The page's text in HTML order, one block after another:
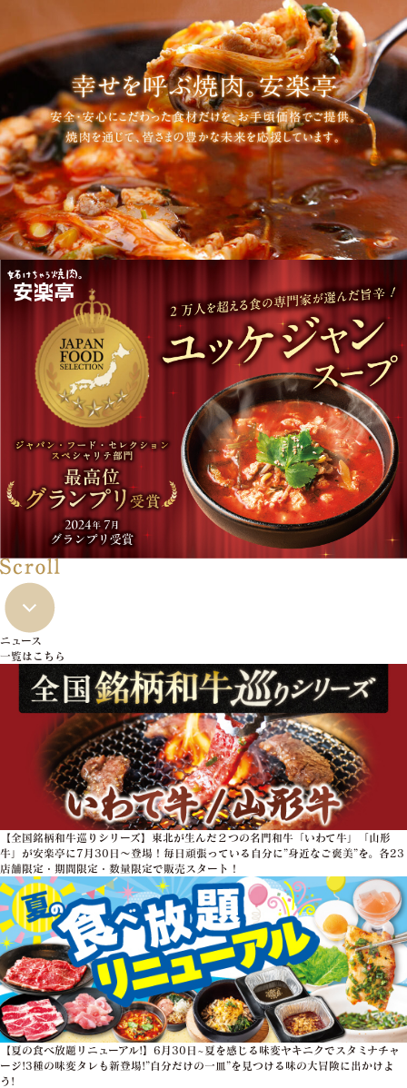
ニュース
一覧はこちら
【全国銘柄和牛巡りシリーズ】東北が生んだ２つの名門和牛「いわて牛」「山形
牛」が安楽亭に7月30日～登場！毎日頑張っている自分に”身近なご褒美”を。各23
店舗限定・期間限定・数量限定で販売スタート！
【夏の食べ放題リニューアル!】6月30日~夏を感じる味変ヤキニクでスタミナチャ
ージ!3種の味変タレも新登場!”自分だけの一皿”を見つける味の大冒険に出かけよ
う!